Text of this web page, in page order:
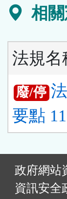
相
法規名
廢/停
要點 11
政府網站
資訊安全